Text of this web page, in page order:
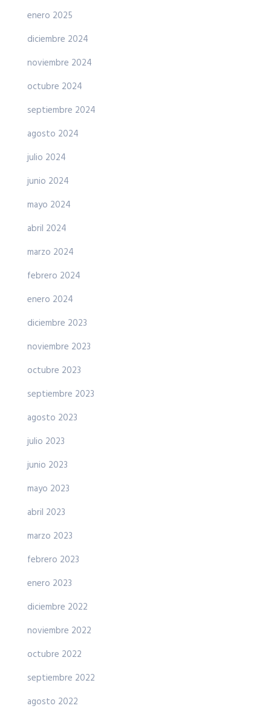
enero 2025
diciembre 2024
noviembre 2024
octubre 2024
septiembre 2024
agosto 2024
julio 2024
junio 2024
mayo 2024
abril 2024
marzo 2024
febrero 2024
enero 2024
diciembre 2023
noviembre 2023
octubre 2023
septiembre 2023
agosto 2023
julio 2023
junio 2023
mayo 2023
abril 2023
marzo 2023
febrero 2023
enero 2023
diciembre 2022
noviembre 2022
octubre 2022
septiembre 2022
agosto 2022